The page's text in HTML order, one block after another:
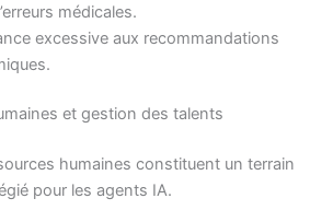
médicales.
excessive aux recommandations
et gestion des talents
humaines constituent un terrain
pour les agents IA.